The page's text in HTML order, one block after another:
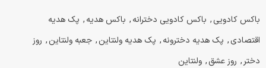
باکس کادویی, باکس کادویی دخترانه, باکس هدیه, پک هدیه
اقتصادی, پک هدیه دخترونه, پک هدیه ولنتاین, جعبه ولنتاین, روز
دختر , روز عشق, ولنتاین